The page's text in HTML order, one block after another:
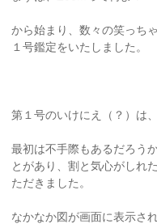
から始まり、数々の笑っち
１号鑑定をいたしました。
第１号のいけにえ（？）は
最初は不手際もあるだろう
とがあり、割と気心がしれ
ただきました。
なかなか図が画面に表示さ